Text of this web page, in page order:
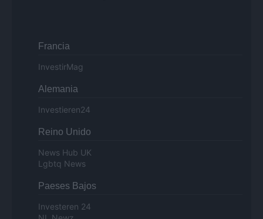
Francia
InvestirMag
Alemania
Investieren24
Reino Unido
News Hub UK
Lgbtq News
Paeses Bajos
Investeren 24